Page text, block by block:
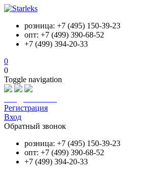
розница: +7 (495) 150-39-23
опт: +7 (499) 390-68-52
+7 (499) 394-20-33
0
0
Toggle navigation
Регистрация
Вход
Обратный звонок
розница: +7 (495) 150-39-23
опт: +7 (499) 390-68-52
+7 (499) 394-20-33